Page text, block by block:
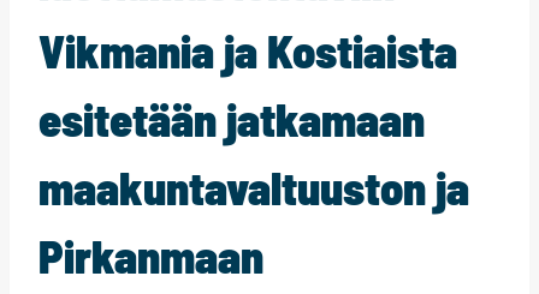
Vikmania ja Kostiaista
esitetään jatkamaan
maakuntavaltuuston ja
Pirkanmaan